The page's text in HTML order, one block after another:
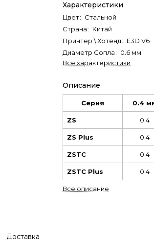
Характеристики
Цвет: Стальной
Страна: Китай
Принтер \ Хотенд: E3D V6
Диаметр Сопла: 0.6 мм
Все характеристики
Описание
Серия 0.4
ZS 0.4
ZS Plus 0.4
ZSTC 0.4
ZSTC Plus 0.4
Все описание
Доставка